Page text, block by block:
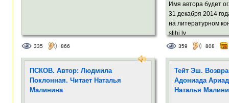
335 866
Имя автора будет
31 декабря 2014
на литературном
stihi.lv.
359 808
ПСКОВ. Автор: Людмила
Поклонная. Читает Наталья
Малинина
Тейт Эш.
Адониада
Наталья